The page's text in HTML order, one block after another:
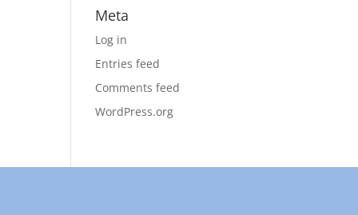
Meta
Log in
Entries feed
Comments feed
WordPress.org